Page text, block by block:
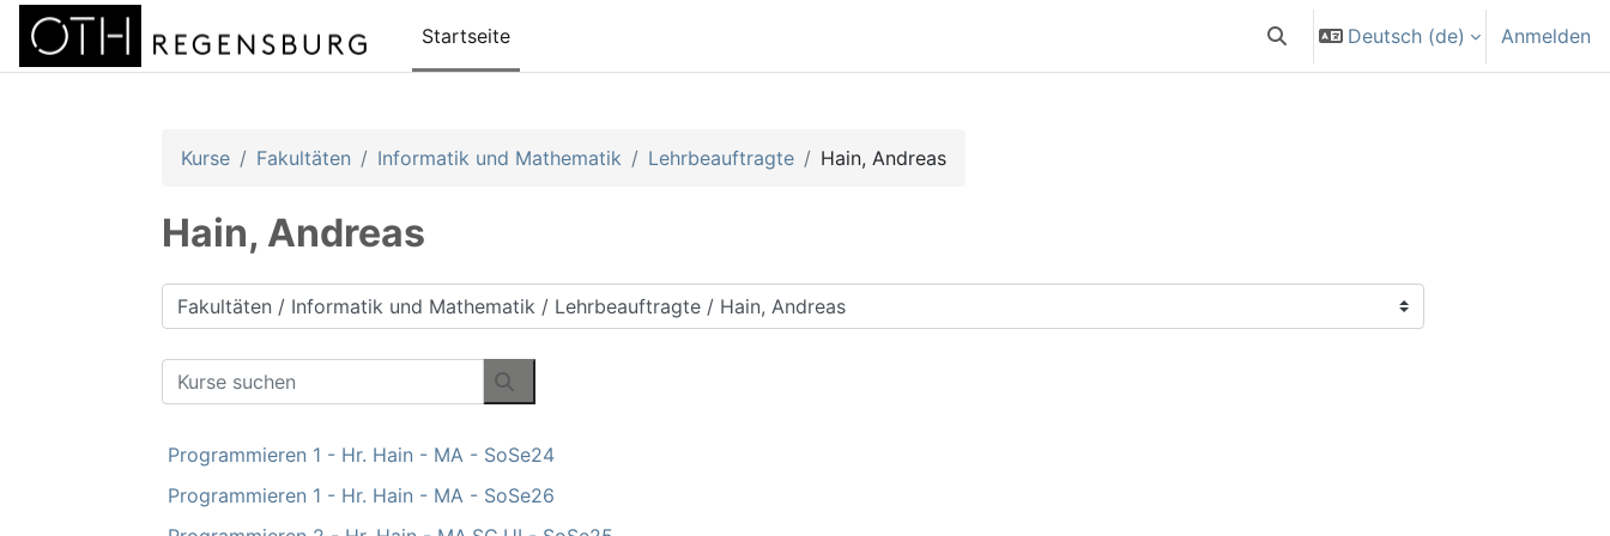
Zum Hauptinhalt
Startseite
Sucheingabe umschalten
Deutsch ‎(de)‎ Anmelden
Kurse Fakultäten Informatik und Mathematik Lehrbeauftragte Hain, Andreas
Hain, Andreas
Kursbereiche
Kurse suchen
Kurse suchen
Programmieren 1 - Hr. Hain - MA - SoSe24
Programmieren 1 - Hr. Hain - MA - SoSe26